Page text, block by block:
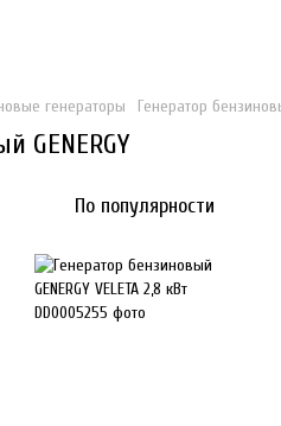
генераторы Генератор
GENERGY
По популярности